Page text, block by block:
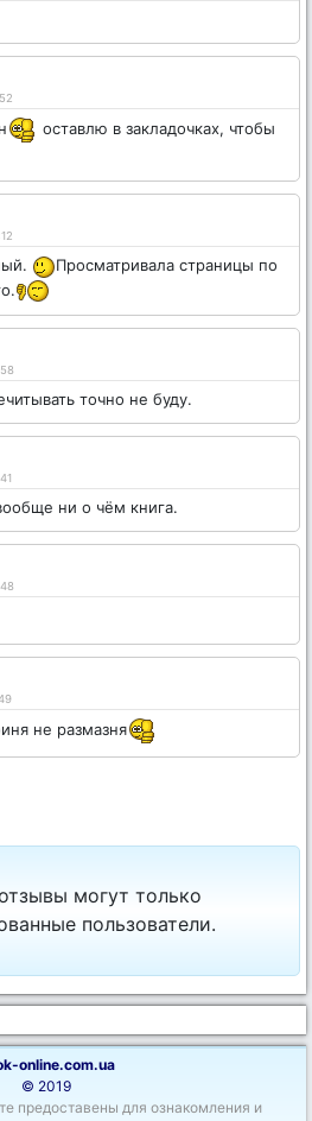
оставлю в закладочках, чтобы
Просматривала страницы по
точно не буду.
ни о чём книга.
не размазня
могут только
пользователи.
online.com.ua
© 2019
предоставены для ознакомления и